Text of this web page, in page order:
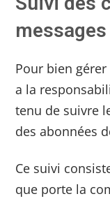
messages
Pour bien
a la
tenu de suivre
des abonnées
Ce suivi
que porte la